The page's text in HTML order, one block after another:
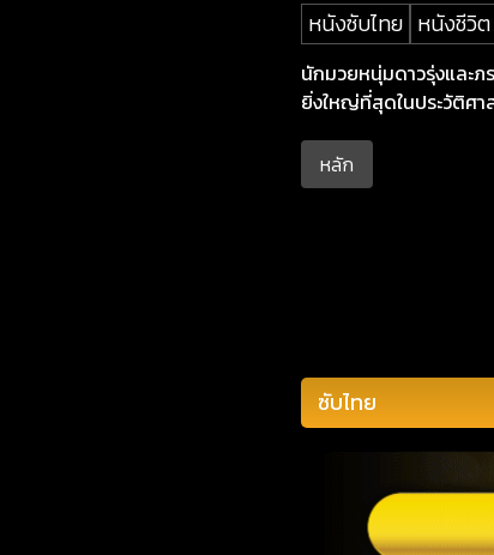
หนังซับไทย หนังชีวิต
นักมวยหนุ่มดาวรุ่งและภ
ยิ่งใหญ่ที่สุดในประวัติศา
หลัก